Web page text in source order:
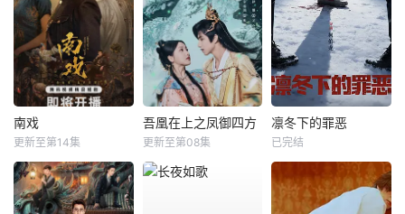
南戏
更新至第14集
吾凰在上之凤御四方
更新至第08集
凛冬下的罪恶
已完结